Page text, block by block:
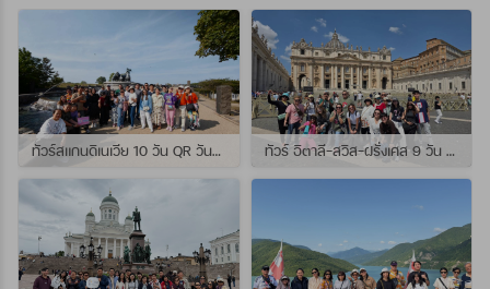
ทัวร์สแกนดิเนเวีย 10 วัน QR วันที่ 23 กรกฏาคม - 01 สิงหาคม 2569 เดินทางกับไกด์พี่จุ้ย และ พี่กั้ง ทัวร์ อิตาลี-สวิส-ฝรั่งเศส 9 วัน QR วันที่ 24 กรกฏาคม - 01 สิงหาคม 2569 เดินทางกับไกด์พี่เช